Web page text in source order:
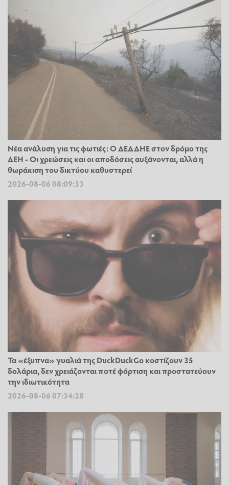
Νέα ανάλυση για τις φωτιές: Ο ΔΕΔΔΗΕ στον δρόμο της
ΔΕΗ - Οι χρεώσεις και οι αποδόσεις αυξάνονται, αλλά η
θωράκιση του δικτύου καθυστερεί
2026-08-06 08:09:33
Τα «έξυπνα» γυαλιά της DuckDuckGo κοστίζουν 35
δολάρια, δεν χρειάζονται ποτέ φόρτιση και προστατεύουν
την ιδιωτικότητα
2026-08-06 07:34:28